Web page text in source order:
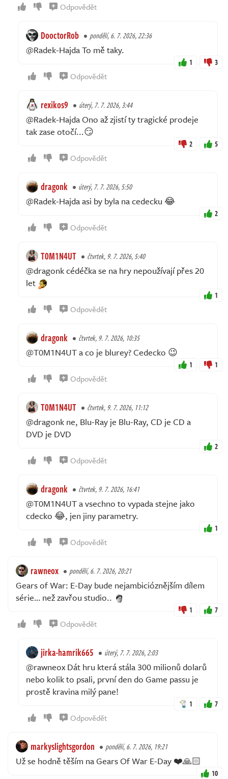
Odpovědět
DooctorRob pondělí, 6. 7. 2026, 22:36
@Radek-Hajda To mě taky.
1 3
Odpovědět
rexikos9 úterý, 7. 7. 2026, 3:44
@Radek-Hajda Ono až zjistí ty tragické prodeje
tak zase otočí...😏
2 5
Odpovědět
dragonk úterý, 7. 7. 2026, 5:50
@Radek-Hajda asi by byla na cedecku 😂
2
Odpovědět
T0M1N4UT čtvrtek, 9. 7. 2026, 5:40
@dragonk cédéčka se na hry nepoužívají přes 20
let
1
Odpovědět
dragonk čtvrtek, 9. 7. 2026, 10:35
@T0M1N4UT a co je blurey? Cedecko 😉
1 1
Odpovědět
T0M1N4UT čtvrtek, 9. 7. 2026, 11:12
@dragonk ne, Blu-Ray je Blu-Ray, CD je CD a
DVD je DVD
2
Odpovědět
dragonk čtvrtek, 9. 7. 2026, 16:41
@T0M1N4UT a vsechno to vypada stejne jako
cdecko 😂, jen jiny parametry.
1
Odpovědět
rawneox pondělí, 6. 7. 2026, 20:21
Gears of War: E-Day bude nejambicióznějším dílem
série… než zavřou studio..
1 7
Odpovědět
jirka-hamrik665 úterý, 7. 7. 2026, 2:03
@rawneox Dát hru která stála 300 milionů dolarů
nebo kolik to psali, první den do Game passu je
prostě kravina milý pane!
1 7
Odpovědět
markyslightsgordon pondělí, 6. 7. 2026, 19:21
Už se hodně těším na Gears Of War E-Day ❤️🙏🏻
10